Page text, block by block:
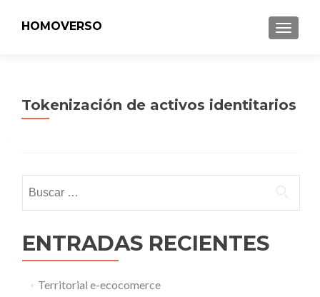
MENU
HOMOVERSO
Tokenización de activos identitarios
ENTRADAS RECIENTES
Territorial e-ecocomerce